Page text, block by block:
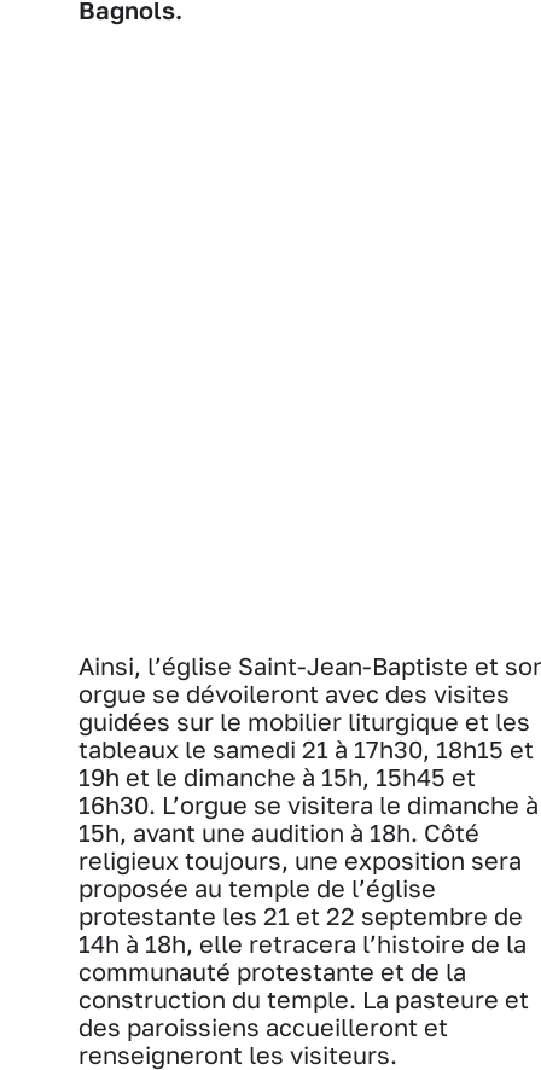
Bagnols.
Ainsi, l’église Saint-Jean-Baptiste et
orgue se dévoileront avec des visites
guidées sur le mobilier liturgique et les
tableaux le samedi 21 à 17h30, 18h15 et
19h et le dimanche à 15h, 15h45 et
16h30. L’orgue se visitera le dimanche à
15h, avant une audition à 18h. Côté
religieux toujours, une exposition sera
proposée au temple de l’église
protestante les 21 et 22 septembre de
14h à 18h, elle retracera l’histoire de la
communauté protestante et de la
construction du temple. La pasteure et
des paroissiens accueilleront et
renseigneront les visiteurs.